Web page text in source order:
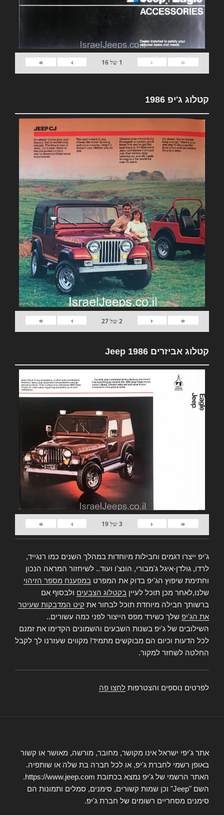
«
‹
1 של16
›
»
קטלוג ג'יפ 1986
«
‹
2של27
›
»
קטלוג אביזרים Jeep 1986
«
‹
3של19
›
»
ג'יפ ייצרו דגמים וחבילות מיוחדות במהלך השנים כמו רנגייד,
לרדו, גולדן-איגל ג'מבורי, הונצ'ו ועוד.. לשיחזור המראה הנכון
וחתימת שיפוץ הג'יפ בדוק את המפרט במפענח מספר הזיהוי
שלנו,לאחר מכן תוכל לעיין בקטלוג הצבעים ולבסוף אם
ברשותך חבילה מיוחדת תוכל לבחור את קיט המדבקות שעיטר
את הג'יפ שלך כשירד מפס הייצור לפני כמה עשורים..
השילובים של ג'יפ בשנות השבעים והשמונים הקדימו את זמנם
לכל הדעות וכיום הם מבוקשים מתמיד! מקווים שעזרנו לך לקבל
החלטה לשחזר למקור.
לפרטים נוספים והצטרפות לחצו פה
אתר ג'יפי ישראל אינו מקושר, מחובר, מורשה, מאושר או קשור
באופן רשמי לחברת ג'יפ, או לכל חברה בת שלה או שותפיה.
האתר הרשמי של ג'יפ נמצא בכתובת https://www.jeep.com.
השם "Jeep" וכן שמות קשורים, סימנים, סמלים ותמונות הם
סימנים מסחריים רשומים של חברת ג'יפ.